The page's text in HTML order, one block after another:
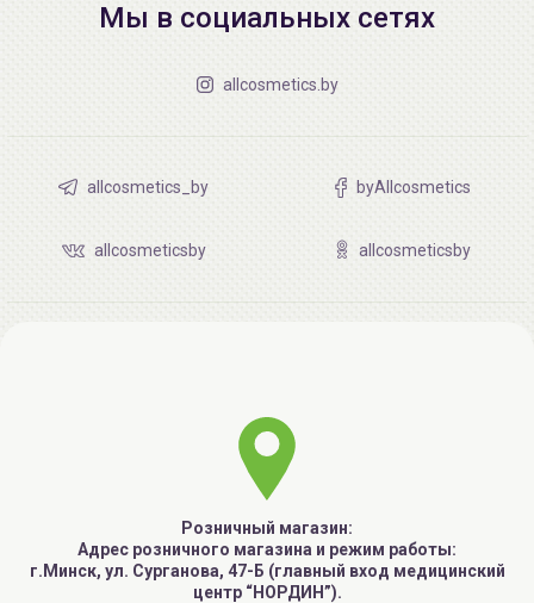
Мы в социальных сетях
allcosmetics.by
allcosmetics_by byAllcosmetics
allcosmeticsby allcosmeticsby
Розничный магазин:
Адрес розничного магазина и режим работы:
г.Минск, ул. Сурганова, 47-Б (главный вход медицинский
центр “НОРДИН”).